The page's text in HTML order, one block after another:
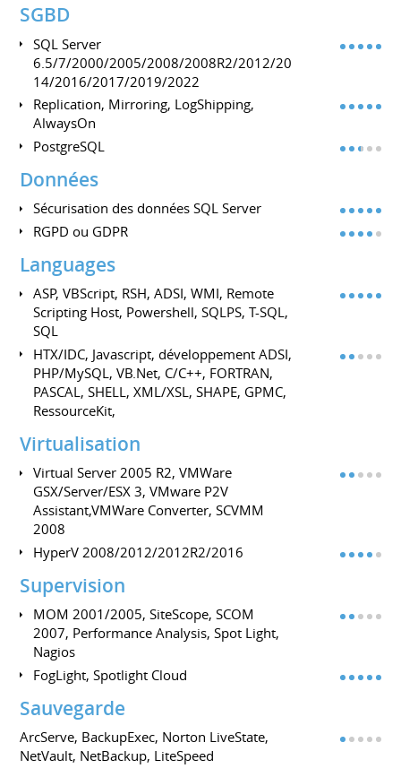
SGBD
SQL Server
6.5/7/2000/2005/2008/2008R2/2012/20
14/2016/2017/2019/2022
Replication, Mirroring, LogShipping,
AlwaysOn
PostgreSQL
Données
Sécurisation des données SQL Server
RGPD ou GDPR
Languages
ASP, VBScript, RSH, ADSI, WMI, Remote
Scripting Host, Powershell, SQLPS, T-SQL,
SQL
HTX/IDC, Javascript, développement ADSI,
PHP/MySQL, VB.Net, C/C++, FORTRAN,
PASCAL, SHELL, XML/XSL, SHAPE, GPMC,
RessourceKit,
Virtualisation
Virtual Server 2005 R2, VMWare
GSX/Server/ESX 3, VMware P2V
Assistant,VMWare Converter, SCVMM
2008
HyperV 2008/2012/2012R2/2016
Supervision
MOM 2001/2005, SiteScope, SCOM
2007, Performance Analysis, Spot Light,
Nagios
FogLight, Spotlight Cloud
Sauvegarde
ArcServe, BackupExec, Norton LiveState,
NetVault, NetBackup, LiteSpeed